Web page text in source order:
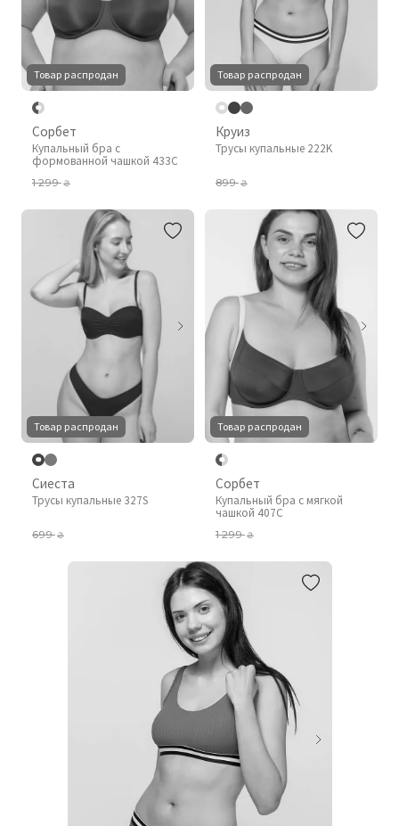
Товар распродан
Сорбет
Купальный бра с
формованной чашкой 433C
1 299₴
Товар распродан
Круиз
Трусы купальные 222K
899₴
Товар распродан
Сиеста
Трусы купальные 327S
699₴
Товар распродан
Сорбет
Купальный бра с мягкой
чашкой 407C
1 299₴